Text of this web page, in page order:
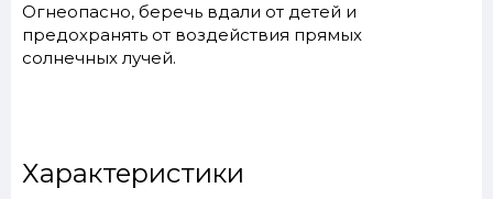
Огнеопасно, беречь вдали от детей и
предохранять от воздействия прямых
солнечных лучей.
Характеристики